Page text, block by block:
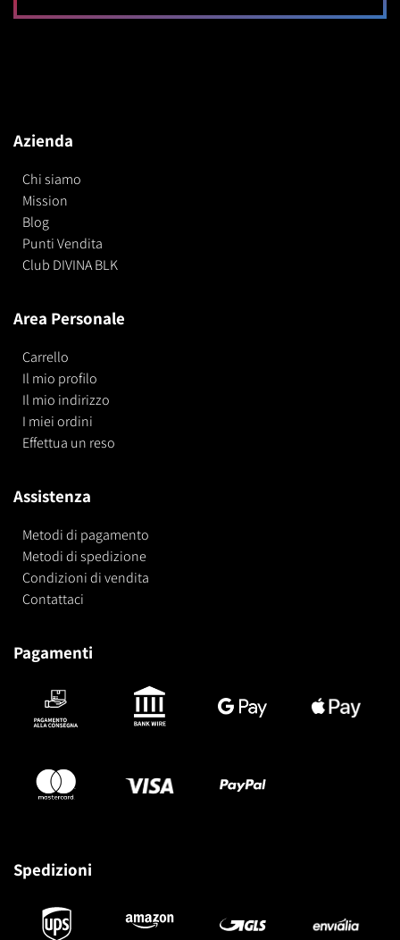
Azienda
Chi siamo
Mission
Blog
Punti Vendita
Club DIVINA BLK
Area Personale
Carrello
Il mio profilo
Il mio indirizzo
I miei ordini
Effettua un reso
Assistenza
Metodi di pagamento
Metodi di spedizione
Condizioni di vendita
Contattaci
Pagamenti
Spedizioni